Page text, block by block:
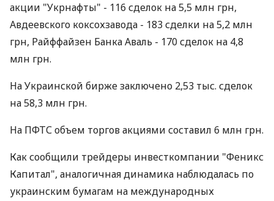
акции "Укрнафты" - 116 сделок на 5,5 млн грн,
Авдеевского коксохзавода - 183 сделки на 5,2 млн
грн, Райффайзен Банка Аваль - 170 сделок на 4,8
млн грн.
На Украинской бирже заключено 2,53 тыс. сделок
на 58,3 млн грн.
На ПФТС объем торгов акциями составил 6 млн грн.
Как сообщили трейдеры инвесткомпании "Феникс
Капитал", аналогичная динамика наблюдалась по
украинским бумагам на международных